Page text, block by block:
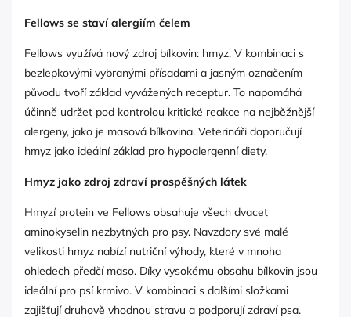
Fellows se staví alergiím čelem
Fellows využívá nový zdroj bílkovin: hmyz. V kombinaci s
bezlepkovými vybranými přísadami a jasným označením
původu tvoří základ vyvážených receptur. To napomáhá
účinně udržet pod kontrolou kritické reakce na nejběžnější
alergeny, jako je masová bílkovina. Veterináři doporučují
hmyz jako ideální základ pro hypoalergenní diety.
Hmyz jako zdroj zdraví prospěšných látek
Hmyzí protein ve Fellows obsahuje všech dvacet
aminokyselin nezbytných pro psy. Navzdory své malé
velikosti hmyz nabízí nutriční výhody, které v mnoha
ohledech předčí maso. Díky vysokému obsahu bílkovin jsou
ideální pro psí krmivo. V kombinaci s dalšími složkami
zajišťují druhově vhodnou stravu a podporují zdraví psa.